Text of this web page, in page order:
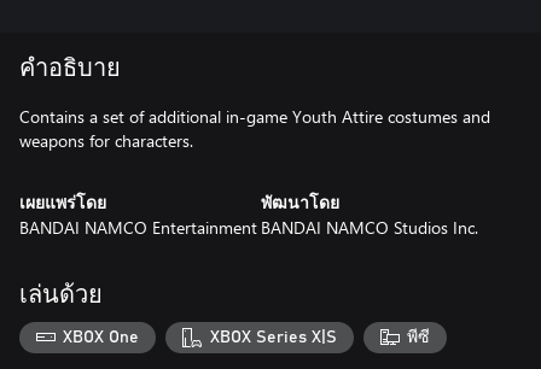
คำอธิบาย
Contains a set of additional in-game Youth Attire costumes and
weapons for characters.
เผยแพร่โดย
BANDAI NAMCO Entertainment
พัฒนาโดย
BANDAI NAMCO Studios Inc.
เล่นด้วย
XBOX One XBOX Series X|S พีซี